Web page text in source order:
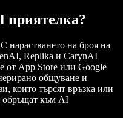
на броя на
Replika и CarynAI
от App Store или Google
общуване и
които търсят връзка или
обръщат към AI